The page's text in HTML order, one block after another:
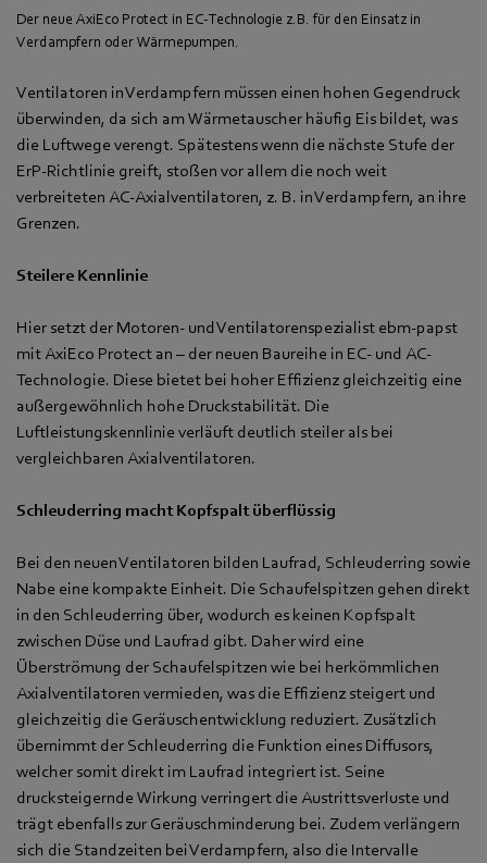
Der neue AxiEco Protect in EC-Technologie z.B. für den Einsatz in
Verdampfern oder Wärmepumpen.
Ventilatoren in Verdampfern müssen einen hohen Gegendruck
überwinden, da sich am Wärmetauscher häufig Eis bildet, was
die Luftwege verengt. Spätestens wenn die nächste Stufe der
ErP-Richtlinie greift, stoßen vor allem die noch weit
verbreiteten AC-Axialventilatoren, z. B. in Verdampfern, an ihre
Grenzen.
Steilere Kennlinie
Hier setzt der Motoren- und Ventilatorenspezialist ebm-papst
mit AxiEco Protect an – der neuen Baureihe in EC- und AC-
Technologie. Diese bietet bei hoher Effizienz gleichzeitig eine
außergewöhnlich hohe Druckstabilität. Die
Luftleistungskennlinie verläuft deutlich steiler als bei
vergleichbaren Axialventilatoren.
Schleuderring macht Kopfspalt überflüssig
Bei den neuen Ventilatoren bilden Laufrad, Schleuderring sowie
Nabe eine kompakte Einheit. Die Schaufelspitzen gehen direkt
in den Schleuderring über, wodurch es keinen Kopfspalt
zwischen Düse und Laufrad gibt. Daher wird eine
Überströmung der Schaufelspitzen wie bei herkömmlichen
Axialventilatoren vermieden, was die Effizienz steigert und
gleichzeitig die Geräuschentwicklung reduziert. Zusätzlich
übernimmt der Schleuderring die Funktion eines Diffusors,
welcher somit direkt im Laufrad integriert ist. Seine
drucksteigernde Wirkung verringert die Austrittsverluste und
trägt ebenfalls zur Geräuschminderung bei. Zudem verlängern
sich die Standzeiten bei Verdampfern, also die Intervalle